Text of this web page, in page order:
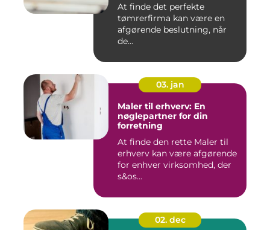
At finde det perfekte
tømrerfirma kan være en
afgørende beslutning, når
de...
03. jan
Maler til erhverv: En
nøglepartner for din
forretning
At finde den rette Maler til
erhverv kan være afgørende
for enhver virksomhed, der
s&os...
02. dec